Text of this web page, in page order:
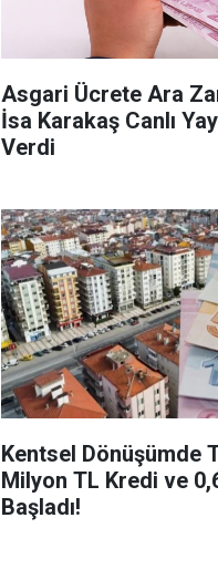
Asgari Ücrete Ara
İsa Karakaş Canlı
Verdi
Kentsel Dönüşümde
Milyon TL Kredi ve
Başladı!